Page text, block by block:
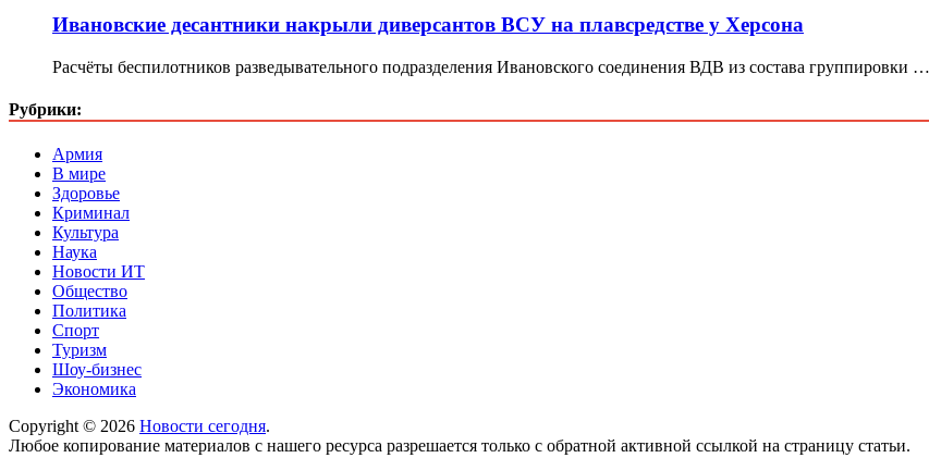
Ивановские десантники накрыли диверсантов ВСУ на плавсредстве у Херсона
Расчёты беспилотников разведывательного подразделения Ивановского соединения ВДВ из состава группировки …
Рубрики:
Армия
В мире
Здоровье
Криминал
Культура
Наука
Новости ИТ
Общество
Политика
Спорт
Туризм
Шоу-бизнес
Экономика
Copyright © 2026 Новости сегодня.
Любое копирование материалов с нашего ресурса разрешается только с обратной активной ссылкой на страницу статьи.